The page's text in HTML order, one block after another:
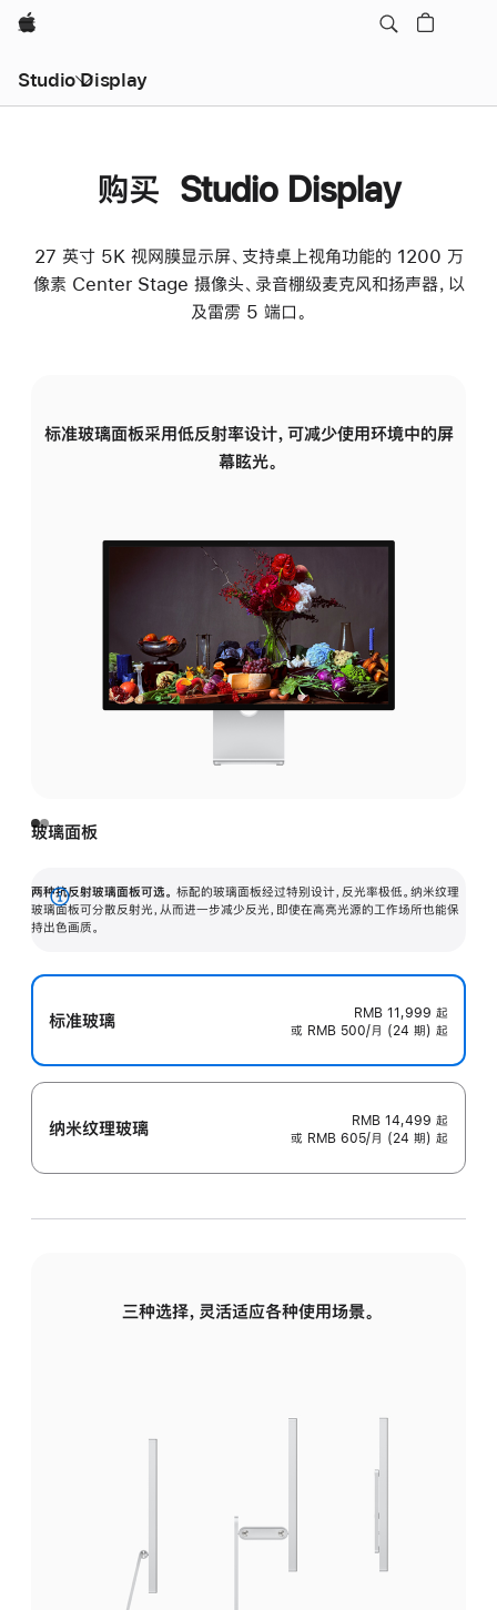
Apple
Studio Display
购买 Studio Display
27 英寸 5K 视网膜显示屏、支持桌上视角功能的 1200 万
像素 Center Stage 摄像头、录音棚级麦克风和扬声器，以
及雷雳 5 端口。
标准玻璃面板采用低反射率设计，可减少使用环境中的屏
幕眩光。
玻璃面板
两种抗反射玻璃面板可选。 标配的玻璃面板经过特别设计，反光率极低。纳米纹理
玻璃面板可分散反射光，从而进一步减少反光，即使在高亮光源的工作场所也能保
持出色画质。
展
开
标准玻璃 RMB 11,999 起
或 RMB 500/月 (24 期) 起
纳米纹理玻璃 RMB 14,499 起
或 RMB 605/月 (24 期) 起
三种选择，灵活适应各种使用场景。